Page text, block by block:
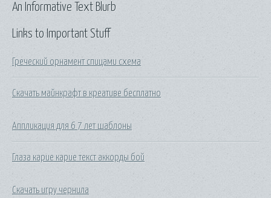
Links to Important Stuff
Греческий орнамент спицами схема
Скачать майнкрафт в креативе бесплатно
Аппликация для 6 7 лет шаблоны
Глаза карие карие текст аккорды бой
Скачать игру чернила
An Informative Text Blurb